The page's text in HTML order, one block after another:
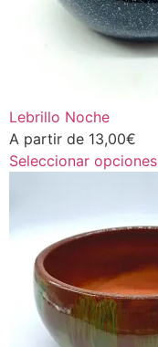
Lebrillo Noche
A partir de 13,00€
Seleccionar opciones